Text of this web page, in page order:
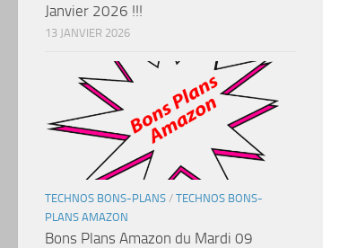
Janvier 2026 !!!
13 JANVIER 2026
TECHNOS BONS-PLANS / TECHNOS BONS-
PLANS AMAZON
Bons Plans Amazon du Mardi 09